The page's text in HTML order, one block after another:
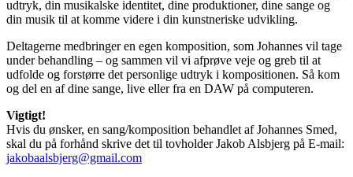
udtryk, din musikalske identitet, dine produktioner, dine sange og
din musik til at komme videre i din kunstneriske udvikling.
Deltagerne medbringer en egen komposition, som Johannes vil tage
under behandling – og sammen vil vi afprøve veje og greb til at
udfolde og forstørre det personlige udtryk i kompositionen. Så kom
og del en af dine sange, live eller fra en DAW på computeren.
Vigtigt!
Hvis du ønsker, en sang/komposition behandlet af Johannes Smed,
skal du på forhånd skrive det til tovholder Jakob Alsbjerg på E-mail:
jakobaalsbjerg@gmail.com